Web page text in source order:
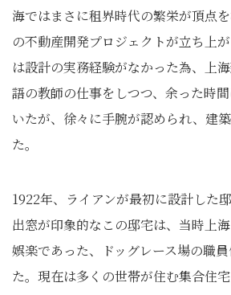
海ではまさに租界時代の繁栄が頂点
の不動産開発プロジェクトが立ち上
は設計の実務経験がなかった為、上
語の教師の仕事をしつつ、余った時
いたが、徐々に手腕が認められ、建
た。
1922年、ライアンが最初に設計した
出窓が印象的なこの邸宅は、当時上
娯楽であった、ドッグレース場の職
た。現在は多くの世帯が住む集合住宅